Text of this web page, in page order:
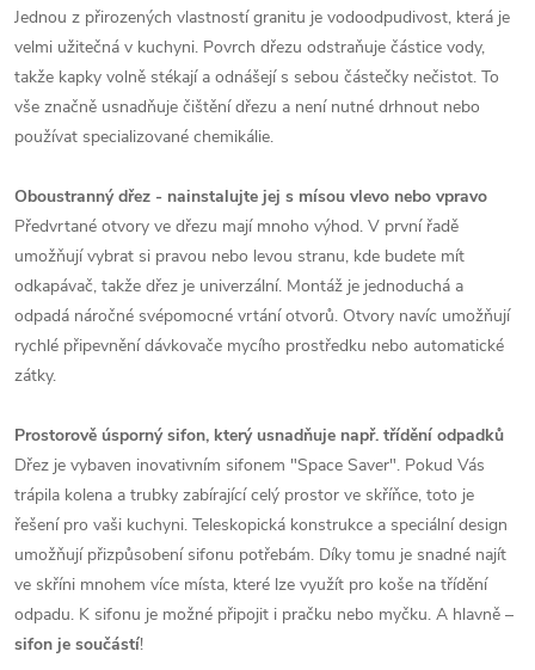
Jednou z přirozených vlastností granitu je vodoodpudivost, která je
velmi užitečná v kuchyni. Povrch dřezu odstraňuje částice vody,
takže kapky volně stékají a odnášejí s sebou částečky nečistot. To
vše značně usnadňuje čištění dřezu a není nutné drhnout nebo
používat specializované chemikálie.
Oboustranný dřez - nainstalujte jej s mísou vlevo nebo vpravo
Předvrtané otvory ve dřezu mají mnoho výhod. V první řadě
umožňují vybrat si pravou nebo levou stranu, kde budete mít
odkapávač, takže dřez je univerzální. Montáž je jednoduchá a
odpadá náročné svépomocné vrtání otvorů. Otvory navíc umožňují
rychlé připevnění dávkovače mycího prostředku nebo automatické
zátky.
Prostorově úsporný sifon, který usnadňuje např. třídění odpadků
Dřez je vybaven inovativním sifonem "Space Saver". Pokud Vás
trápila kolena a trubky zabírající celý prostor ve skříňce, toto je
řešení pro vaši kuchyni. Teleskopická konstrukce a speciální design
umožňují přizpůsobení sifonu potřebám. Díky tomu je snadné najít
ve skříni mnohem více místa, které lze využít pro koše na třídění
odpadu. K sifonu je možné připojit i pračku nebo myčku. A hlavně –
sifon je součástí!